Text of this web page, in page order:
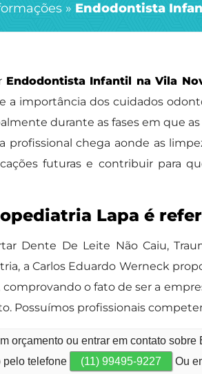
» Endodontista
Endodontista Infantil na Vila
a importância dos cuidados
durante as fases em que
profissional chega aonde as
futuras e contribuir para
Lapa é
Dente De Leite Não Caiu,
a Carlos Eduardo Werneck
comprovando o fato de ser a
Possuímos profissionais
orçamento ou entrar em contato
pelo telefone
(11) 99495-9227 Ou